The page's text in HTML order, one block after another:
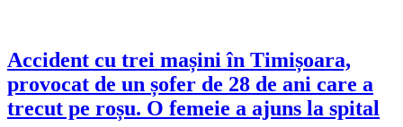
Accident cu trei mașini în Timișoara,
provocat de un șofer de 28 de ani care a
trecut pe roșu. O femeie a ajuns la spital